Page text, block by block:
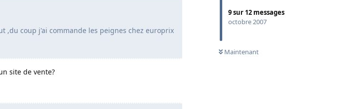
9sur 12 messages
octobre 2007
Maintenant
,du coup j'ai commande les peignes chez europrix
site de vente?